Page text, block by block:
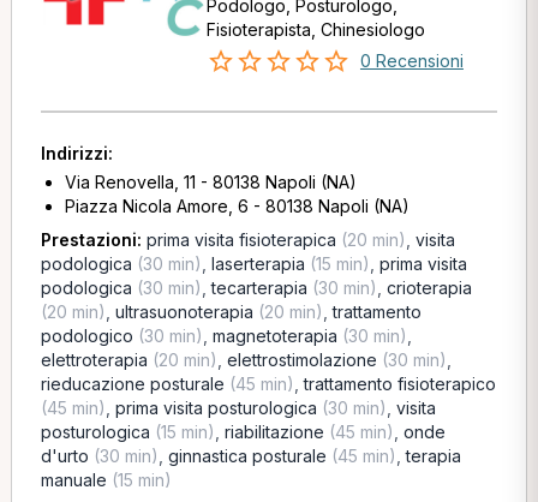
Podologo, Posturologo,
Fisioterapista, Chinesiologo
0 Recensioni
Indirizzi:
Via Renovella, 11 - 80138 Napoli (NA)
Piazza Nicola Amore, 6 - 80138 Napoli (NA)
Prestazioni: prima visita fisioterapica (20 min) visita
podologica (30 min) laserterapia (15 min) prima visita
podologica (30 min) ,tecarterapia (30 min) crioterapia
(20 min) ultrasuonoterapia (20 min) ,trattamento
podologico (30 min) magnetoterapia (30 min)
elettroterapia (20 min) elettrostimolazione (30 min)
rieducazione posturale (45 min) ,trattamento fisioterapico
(45 min) prima visita posturologica (30 min) visita
posturologica (15 min) riabilitazione (45 min) onde
d'urto (30 min) ginnastica posturale (45 min) ,terapia
manuale (15 min)